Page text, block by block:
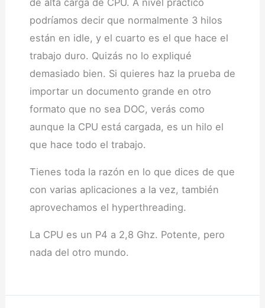
podríamos decir que normalmente 3 hilos
están en idle, y el cuarto es el que hace el
trabajo duro. Quizás no lo expliqué
demasiado bien. Si quieres haz la prueba de
importar un documento grande en otro
formato que no sea DOC, verás como
aunque la CPU está cargada, es un hilo el
que hace todo el trabajo.
Tienes toda la razón en lo que dices de que
con varias aplicaciones a la vez, también
aprovechamos el hyperthreading.
La CPU es un P4 a 2,8 Ghz. Potente, pero
nada del otro mundo.